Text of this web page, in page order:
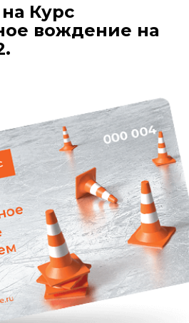
Курс
вождение на